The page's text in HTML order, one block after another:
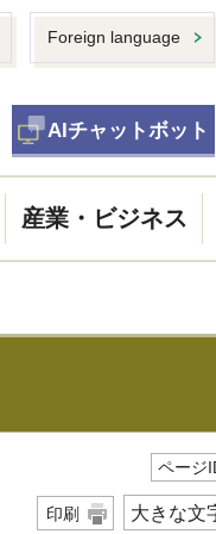
Foreign language
AIチャットボット
産業・ビジネス
ページ
印刷 大きな文